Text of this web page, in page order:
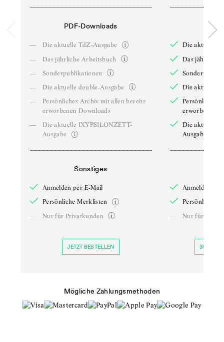
PDF-Downloads
—
Die aktuelle TdZ-Ausgabe
—
Das jährliche Arbeitsbuch
—
Sonderpublikationen
—
Die aktuelle double-Ausgabe
—
Persönliches Archiv mit allen bereits
erworbenen Downloads
—
Die aktuelle IXYPSILONZETT-
Ausgabe
Sonstiges
Anmelden per E-Mail
Persönliche Merklisten
—
Nur für Privatkunden
JETZT BESTELLEN
Die aktuelle
Das jährliche
Die aktuelle
Persönliches
erworbenen
Die aktuelle
Ausgabe
Anmelden
Persönliche
—
Nur für
30 TAGE
Mögliche Zahlungsmethoden